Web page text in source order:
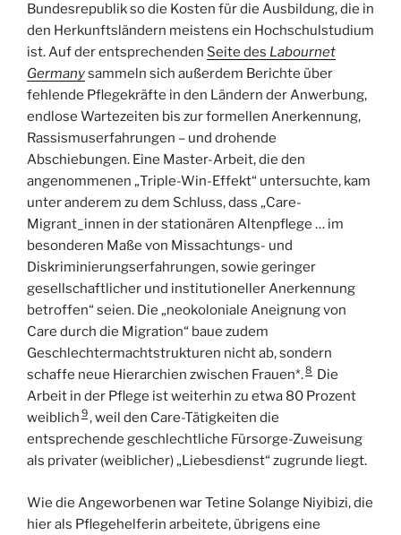
Bundesrepublik so die Kosten für die Ausbildung, die in
den Herkunftsländern meistens ein Hochschulstudium
ist. Auf der entsprechenden Seite des Labournet
Germanysammeln sich außerdem Berichte über
fehlende Pflegekräfte in den Ländern der Anwerbung,
endlose Wartezeiten bis zur formellen Anerkennung,
Rassismuserfahrungen – und drohende
Abschiebungen. Eine Master-Arbeit, die den
angenommenen „Triple-Win-Effekt“ untersuchte, kam
unter anderem zu dem Schluss, dass „Care-
Migrant_innen in der stationären Altenpflege … im
besonderen Maße von Missachtungs- und
Diskriminierungserfahrungen, sowie geringer
gesellschaftlicher und institutioneller Anerkennung
betroffen“ seien. Die „neokoloniale Aneignung von
Care durch die Migration“ baue zudem
Geschlechtermachtstrukturen nicht ab, sondern
schaffe neue Hierarchien zwischen Frauen*.8 Die
Arbeit in der Pflege ist weiterhin zu etwa 80 Prozent
weiblich 9, weil den Care-Tätigkeiten die
entsprechende geschlechtliche Fürsorge-Zuweisung
als privater (weiblicher) „Liebesdienst“ zugrunde liegt.
Wie die Angeworbenen war Tetine Solange Niyibizi, die
hier als Pflegehelferin arbeitete, übrigens eine